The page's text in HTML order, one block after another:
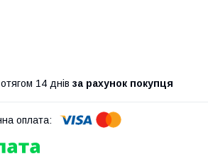
14 днів за рахунок покупця